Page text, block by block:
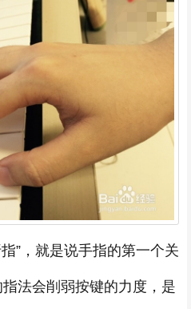
”，就是说手指的第一个关
法会削弱按键的力度，是